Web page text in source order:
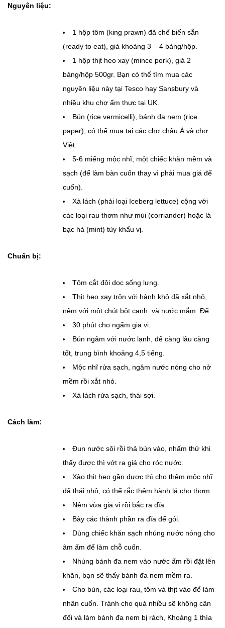
Nguyên liệu:
1 hộp tôm (king prawn) đã chế biến sẵn
(ready to eat), giá khoảng 3 – 4 bảng/hộp.
1 hộp thịt heo xay (mince pork), giá 2
bảng/hộp 500gr. Bạn có thể tìm mua các
nguyên liệu này tại Tesco hay Sansbury và
nhiều khu chợ ẩm thực tại UK.
Bún (rice vermicelli), bánh đa nem (rice
paper), có thể mua tại các chợ châu Á và chợ
Việt.
5-6 miếng mộc nhĩ, một chiếc khăn mềm và
sạch (để làm bàn cuốn thay vì phải mua giá để
cuốn).
Xà lách (phải loại Iceberg lettuce) cộng với
các loại rau thơm như mùi (corriander) hoặc lá
bạc hà (mint) tùy khẩu vị.
Chuẩn bị:
Tôm cắt đôi dọc sống lưng.
Thịt heo xay trộn với hành khô đã xắt nhỏ,
nêm với một chút bột canh và nước mắm. Để
30 phút cho ngấm gia vị.
Bún ngâm với nước lạnh, để càng lâu càng
tốt, trung bình khoảng 4,5 tiếng.
Mộc nhĩ rửa sạch, ngâm nước nóng cho nở
mềm rồi xắt nhỏ.
Xà lách rửa sạch, thái sợi.
Cách làm:
Đun nước sôi rồi thả bún vào, nhấm thử khi
thấy được thì vớt ra giá cho róc nước.
Xào thịt heo gần được thì cho thêm mộc nhĩ
đã thái nhỏ, có thể rắc thêm hành lá cho thơm.
Nêm vừa gia vị rồi bắc ra đĩa.
Bày các thành phần ra đĩa để gói.
Dùng chiếc khăn sạch nhúng nước nóng cho
âm ấm để làm chỗ cuốn.
Nhúng bánh đa nem vào nước ấm rồi đặt lên
khăn, bạn sẽ thấy bánh đa nem mềm ra.
Cho bún, các loại rau, tôm và thịt vào để làm
nhân cuốn. Tránh cho quá nhiều sẽ không cân
đối và làm bánh đa nem bị rách, Khoảng 1 thìa